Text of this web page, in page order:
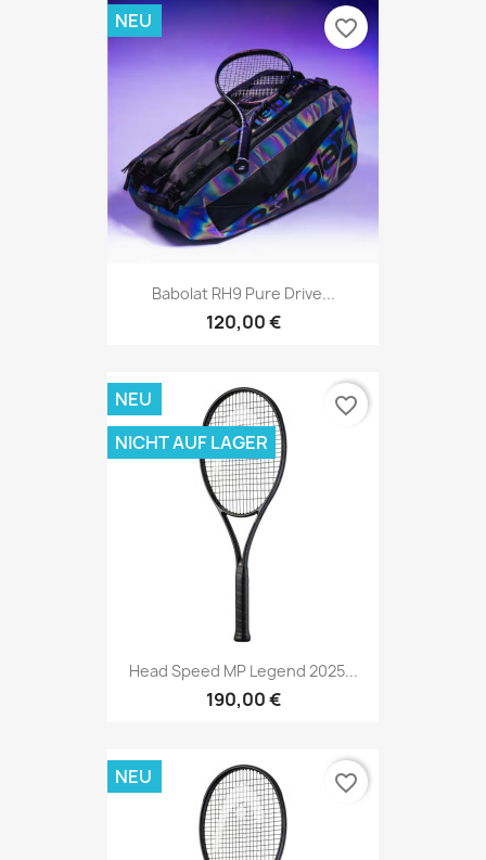
Babolat RH9 Pure Drive...
120,00 €
NEU favorite_border
Head Speed MP Legend 2025...
190,00 €
NEU
NICHT AUF LAGER
favorite_border
NEU favorite_border